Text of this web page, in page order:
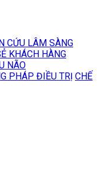
CỨU LÂM SÀNG
KHÁCH HÀNG
NÃO
PHÁP ĐIỀU TRỊ CHẾ